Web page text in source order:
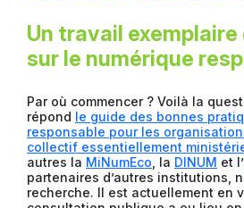
Un travail
sur le numérique
Par où commencer ? Voilà la
répond le guide des bonnes
responsable pour les
collectif essentiellement
autres la MiNumEco , la DINUM et l’
partenaires d’autres institutions,
recherche. Il est actuellement en